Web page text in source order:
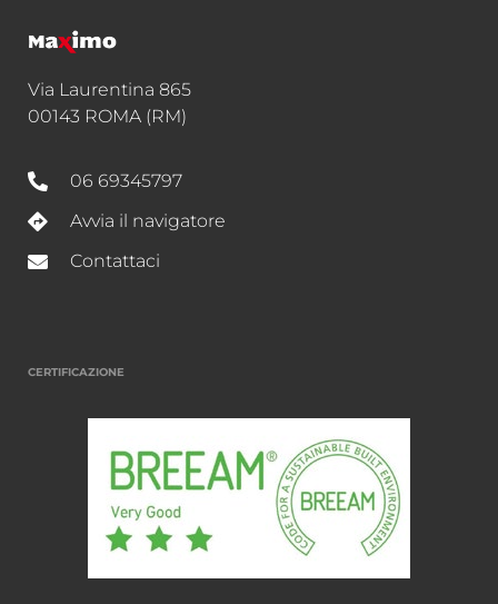
Via Laurentina 865
00143 ROMA (RM)
06 69345797
Avvia il navigatore
Contattaci
CERTIFICAZIONE